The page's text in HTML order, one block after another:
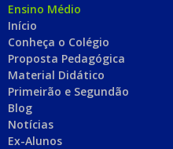
Ensino Médio
Início
Conheça o Colégio
Proposta Pedagógica
Material Didático
Primeirão e Segundão
Blog
Notícias
Ex-Alunos